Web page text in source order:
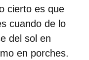
cierto es que
cuando de lo
del sol en
en porches.